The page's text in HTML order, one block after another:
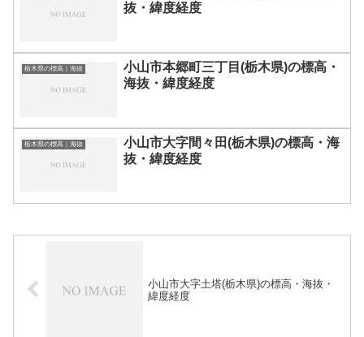
抜・緯度経度
栃木県の標高｜海抜
小山市本郷町三丁目(栃木県)の標高・
海抜・緯度経度
栃木県の標高｜海抜
小山市大字間々田(栃木県)の標高・海
抜・緯度経度
小山市大字土塔(栃木県)の標高・海抜・
緯度経度